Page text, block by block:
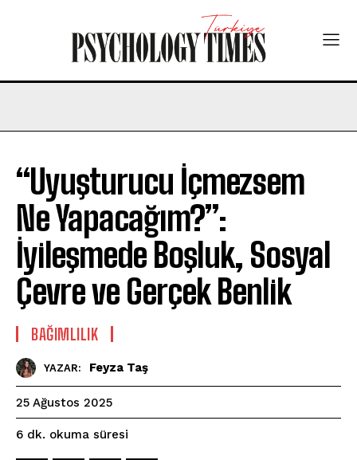
“Uyuşturucu İçmezsem
Ne Yapacağım?”:
İyileşmede Boşluk, Sosyal
Çevre ve Gerçek Benlik
BAĞIMLILIK
YAZAR: Feyza Taş
25 Ağustos 2025
6 dk. okuma süresi